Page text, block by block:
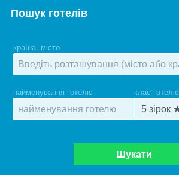
Пошук готелів
країна, місто
найменування готелю клас готелю
Шукати